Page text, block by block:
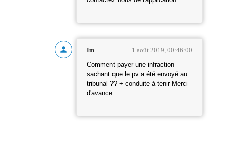
Im 1 août 2019, 00:46:00
Comment payer une infraction
sachant que le pv a été envoyé au
tribunal ?? + conduite à tenir Merci
d'avance